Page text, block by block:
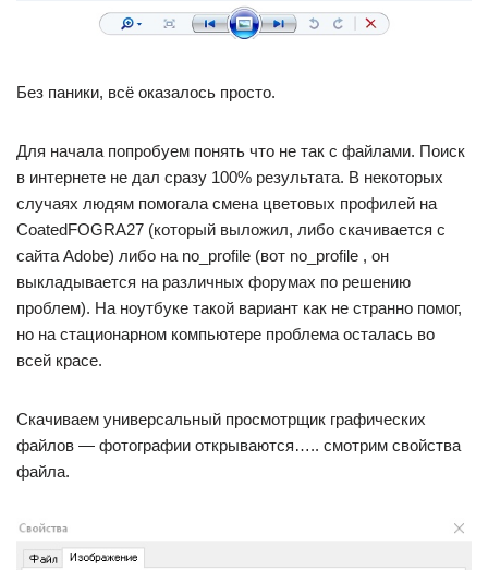
Без паники, всё оказалось просто.
Для начала попробуем понять что не так с файлами. Поиск
в интернете не дал сразу 100% результата. В некоторых
случаях людям помогала смена цветовых профилей на
CoatedFOGRA27 (который выложил, либо скачивается с
сайта Adobe) либо на no_profile (вот no_profile , он
выкладывается на различных форумах по решению
проблем). На ноутбуке такой вариант как не странно помог,
но на стационарном компьютере проблема осталась во
всей красе.
Скачиваем универсальный просмотрщик графических
файлов — фотографии открываются….. смотрим свойства
файла.